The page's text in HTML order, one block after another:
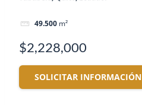
49.500 m²
$2,228,000
SOLICITAR INFORMACIÓN